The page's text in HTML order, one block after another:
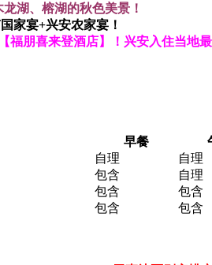
湖、榕湖的秋色美景！
家宴+兴安农家宴！
朋喜来登酒店】！兴安入住当地
早餐
自理 自理
包含 自理
包含 包含
包含 包含